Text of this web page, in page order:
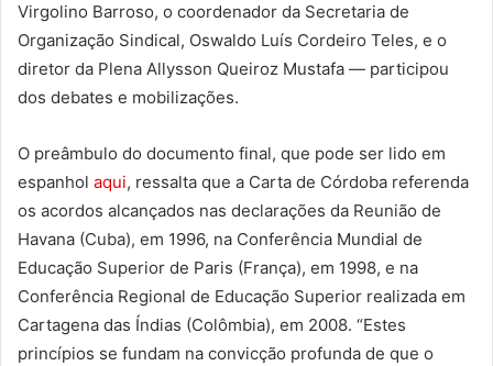
Virgolino Barroso, o coordenador da Secretaria de
Organização Sindical, Oswaldo Luís Cordeiro Teles, e o
diretor da Plena Allysson Queiroz Mustafa — participou
dos debates e mobilizações.
O preâmbulo do documento final, que pode ser lido em
espanhol aqui, ressalta que a Carta de Córdoba referenda
os acordos alcançados nas declarações da Reunião de
Havana (Cuba), em 1996, na Conferência Mundial de
Educação Superior de Paris (França), em 1998, e na
Conferência Regional de Educação Superior realizada em
Cartagena das Índias (Colômbia), em 2008. “Estes
princípios se fundam na convicção profunda de que o